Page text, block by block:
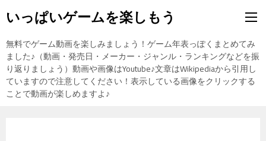
いっぱいゲームを楽しもう
無料でゲーム動画を楽しみましょう！ゲーム年表っぽくまとめてみ
ました♪（動画・発売日・メーカー・ジャンル・ランキングなどを振
り返りましょう）動画や画像はYoutube♪文章はWikipediaから引用し
ていますので注意してください！表示している画像をクリックする
ことで動画が楽しめますよ♪